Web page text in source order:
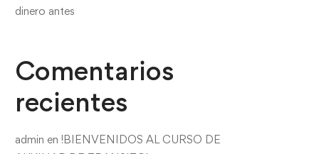
dinero antes
Comentarios
recientes
admin en !BIENVENIDOS AL CURSO DE